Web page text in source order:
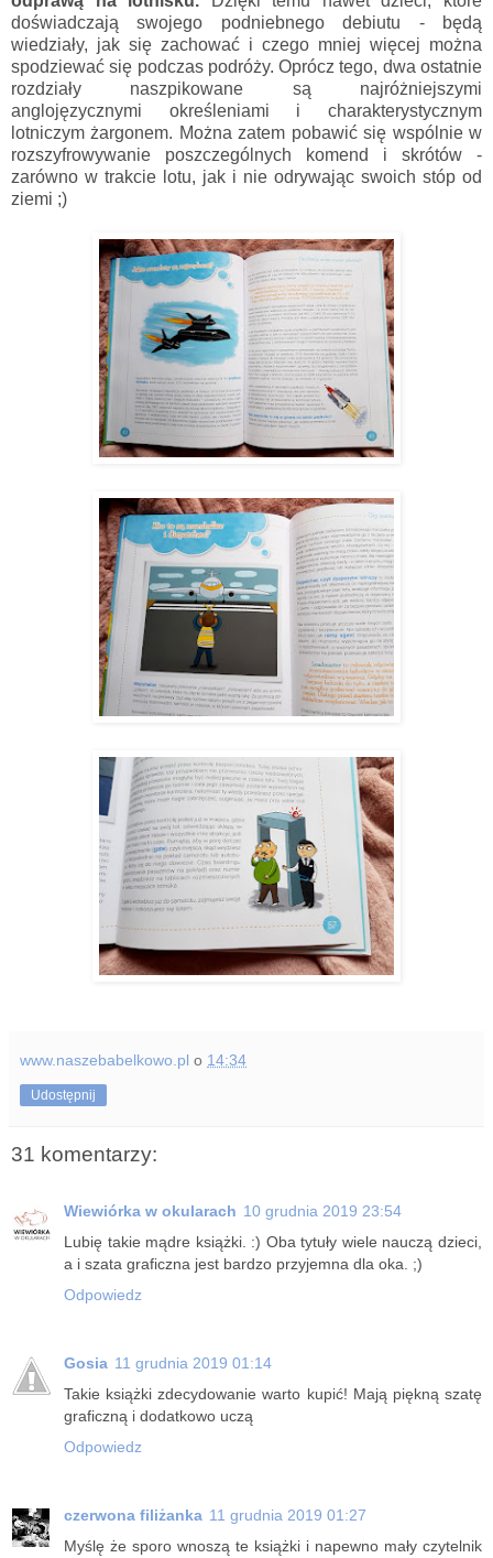
doświadczają swojego podniebnego debiutu - będą
wiedziały, jak się zachować i czego mniej więcej można
spodziewać się podczas podróży. Oprócz tego, dwa ostatnie
rozdziały naszpikowane są najróżniejszymi
anglojęzycznymi określeniami i charakterystycznym
lotniczym żargonem. Można zatem pobawić się wspólnie w
rozszyfrowywanie poszczególnych komend i skrótów -
zarówno w trakcie lotu, jak i nie odrywając swoich stóp od
ziemi ;)
www.naszebabelkowo.pl o 14:34
Udostępnij
31 komentarzy:
Wiewiórka w okularach 10 grudnia 2019 23:54
Lubię takie mądre książki. :) Oba tytuły wiele nauczą dzieci,
a i szata graficzna jest bardzo przyjemna dla oka. ;)
Odpowiedz
Gosia 11 grudnia 2019 01:14
Takie książki zdecydowanie warto kupić! Mają piękną szatę
graficzną i dodatkowo uczą
Odpowiedz
czerwona filiżanka 11 grudnia 2019 01:27
Myślę że sporo wnoszą te książki i napewno mały czytelnik